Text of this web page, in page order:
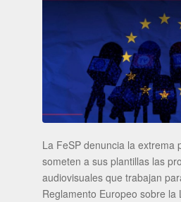
La FeSP denuncia la extrema
someten a sus plantillas las
audiovisuales que trabajan
Reglamento Europeo sobre la